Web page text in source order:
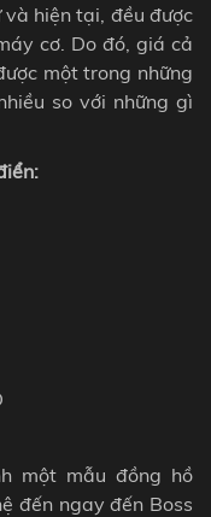
hiện tại, đều được
cơ. Do đó, giá cả
một trong những
so với những gì
:
một mẫu đồng hồ
đến ngay đến Boss